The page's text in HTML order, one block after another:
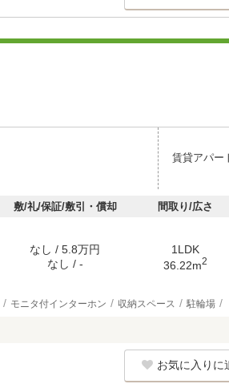
賃貸アパー
敷/礼/保証/敷引・償却 間取り/広さ
なし / 5.8万円
なし / -
1LDK
36.22m2
モニタ付インターホン 収納スペース 駐輪場
お気に入りに